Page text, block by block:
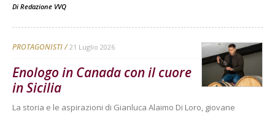
Di Redazione VVQ
PROTAGONISTI 21 Luglio 2026
Enologo in Canada con il cuore
in Sicilia
La storia e le aspirazioni di Gianluca Alaimo Di Loro, giovane